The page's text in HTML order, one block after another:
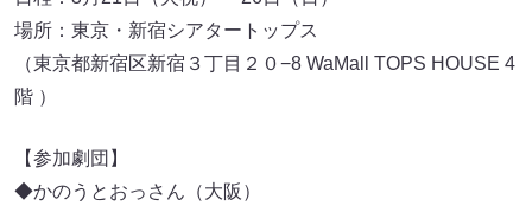
場所：東京・新宿シアタートップス
（東京都新宿区新宿３丁目２０−8 WaMall TOPS HOUSE 4
階 ）
【参加劇団】
◆かのうとおっさん（大阪）